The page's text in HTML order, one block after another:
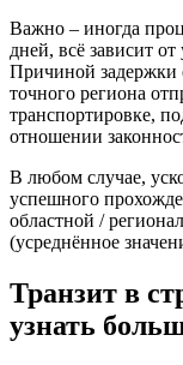
Важно – иногда
дней, всё зависит
Причиной задержки
точного региона
транспортировке,
отношении
В любом случае,
успешного
областной /
(усреднённое
Транзит в
узнать